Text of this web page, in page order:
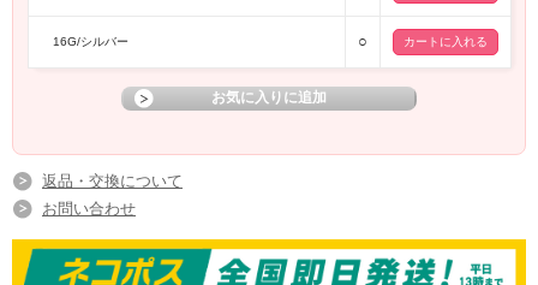
16G/シルバー ○
返品・交換について
お問い合わせ